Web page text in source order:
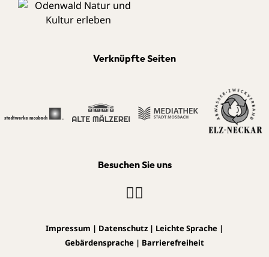
Verknüpfte Seiten
Besuchen Sie uns
Impressum | Datenschutz | Leichte Sprache |
Gebärdensprache | Barrierefreiheit